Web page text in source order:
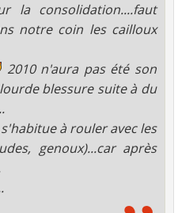
la consolidation....faut
notre coin les cailloux
2010 n'aura pas été son
blessure suite à du
à rouler avec les
genoux)...car après